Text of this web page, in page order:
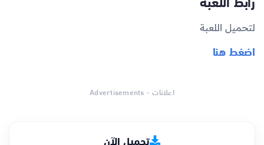
لتحميل اللعبة
اضغط هنا
اعلانات - Advertisements
تحميل الآن